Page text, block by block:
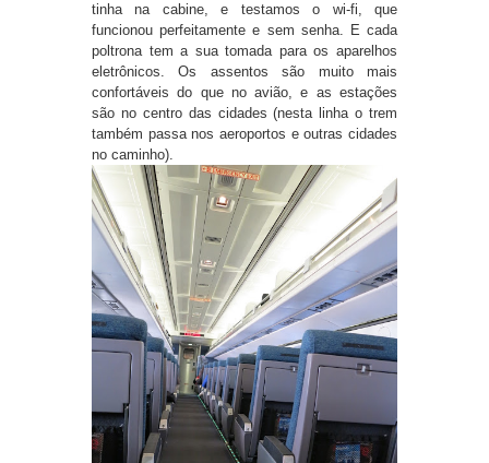
tinha na cabine, e testamos o wi-fi, que
funcionou perfeitamente e sem senha. E cada
poltrona tem a sua tomada para os aparelhos
eletrônicos. Os assentos são muito mais
confortáveis do que no avião, e as estações
são no centro das cidades (nesta linha o trem
também passa nos aeroportos e outras cidades
no caminho).